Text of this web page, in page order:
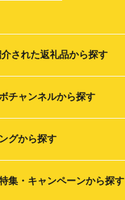
された返礼品から探す
チャンネルから探す
グから探す
集・キャンペーンから探す